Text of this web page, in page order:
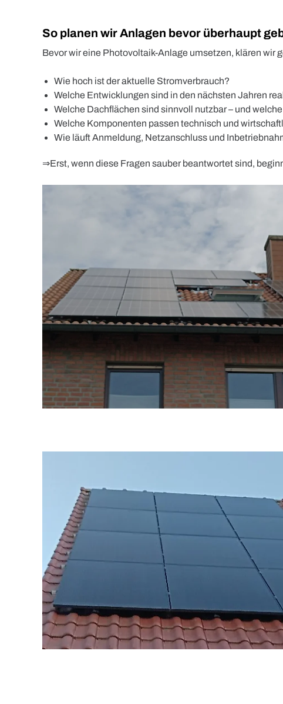
So planen wir Anlagen bevor überhaupt
Bevor wir eine Photovoltaik-Anlage umsetzen, klären wir
Wie hoch ist der aktuelle Stromverbrauch?
Welche Entwicklungen sind in den nächsten Jahren
Welche Dachflächen sind sinnvoll nutzbar – und
Welche Komponenten passen technisch und
Wie läuft Anmeldung, Netzanschluss und
⇒Erst, wenn diese Fragen sauber beantwortet sind,